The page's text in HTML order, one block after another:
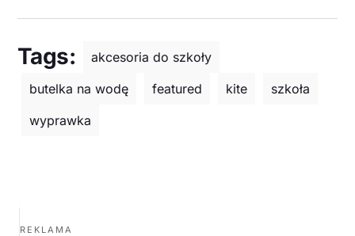
Tags:
akcesoria do szkoły
butelka na wodę
featured kite
szkoła
wyprawka
REKLAMA